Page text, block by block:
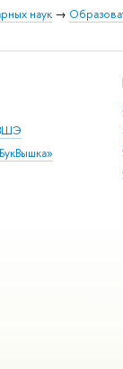
наук→